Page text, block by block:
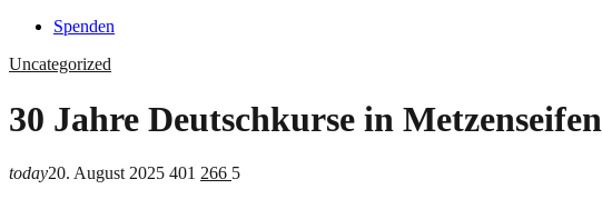
Spenden
Uncategorized
30 Jahre Deutschkurse in Metzenseifen
today20. August 2025 401 266 5